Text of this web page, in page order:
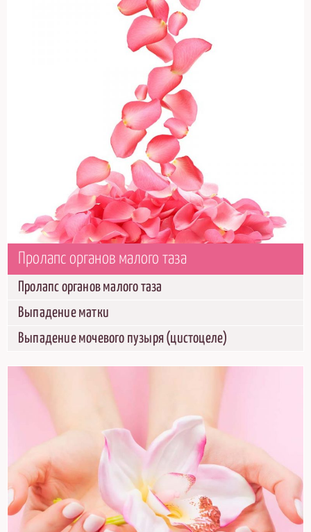
Пролапс органов малого таза
Пролапс органов малого таза
Выпадение матки
Выпадение мочевого пузыря (цистоцеле)